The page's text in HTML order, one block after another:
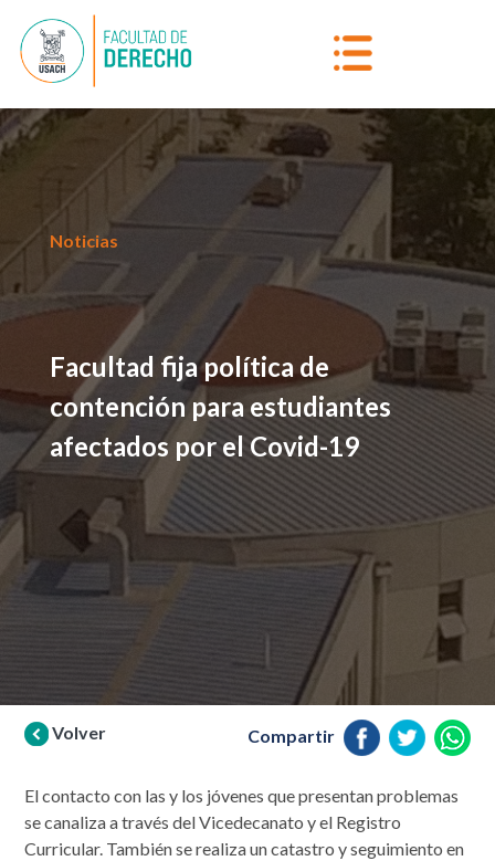
Noticias
Facultad fija política de
contención para estudiantes
afectados por el Covid-19
Volver Compartir
El contacto con las y los jóvenes que presentan problemas
se canaliza a través del Vicedecanato y el Registro
Curricular. También se realiza un catastro y seguimiento en